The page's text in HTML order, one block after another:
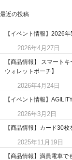
最近の投稿
【イベント情報】2026
2026年4月27日
【商品情報】 スマート
ウォレットポーチ】
2026年4月24日
【イベント情報】
2026年3月2日
【商品情報】カード30
2025年11月19日
【商品情報】満員電車